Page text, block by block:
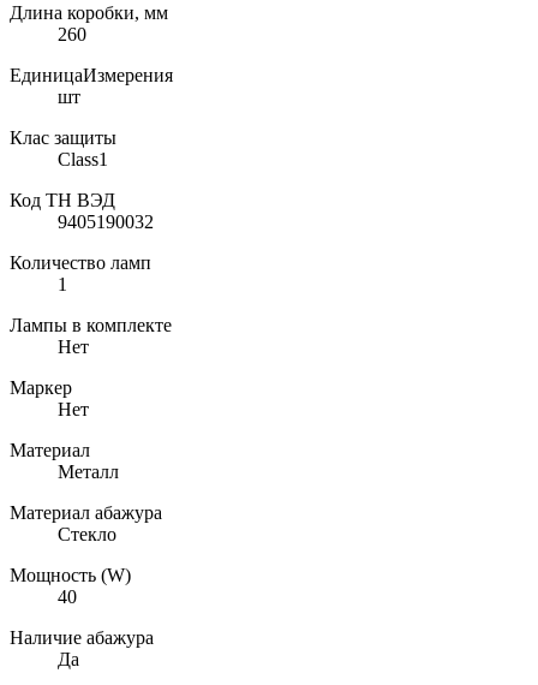
Длина коробки, мм
260
ЕдиницаИзмерения
шт
Клас защиты
Class1
Код ТН ВЭД
9405190032
Количество ламп
1
Лампы в комплекте
Нет
Маркер
Нет
Материал
Металл
Материал абажура
Стекло
Мощность (W)
40
Наличие абажура
Да